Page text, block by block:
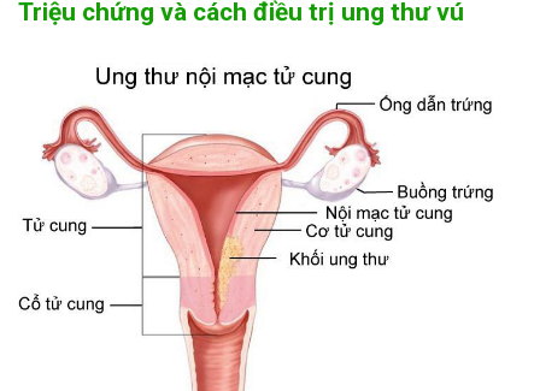
Triệu chứng và cách điều trị ung thư vú